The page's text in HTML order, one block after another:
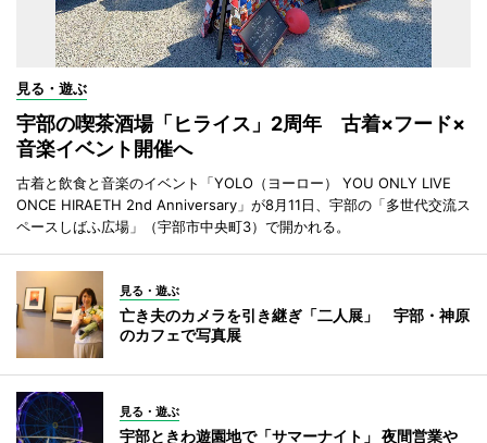
見る・遊ぶ
宇部の喫茶酒場「ヒライス」2周年 古着×フード×
音楽イベント開催へ
古着と飲食と音楽のイベント「YOLO（ヨーロー） YOU ONLY LIVE
ONCE HIRAETH 2nd Anniversary」が8月11日、宇部の「多世代交流ス
ペースしばふ広場」（宇部市中央町3）で開かれる。
見る・遊ぶ
亡き夫のカメラを引き継ぎ「二人展」 宇部・神原
のカフェで写真展
見る・遊ぶ
宇部ときわ遊園地で「サマーナイト」 夜間営業や